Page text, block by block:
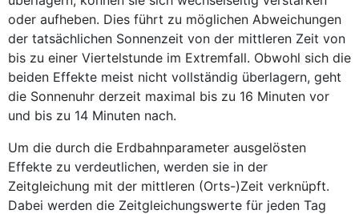
oder aufheben. Dies führt zu möglichen Abweichungen
der tatsächlichen Sonnenzeit von der mittleren Zeit von
bis zu einer Viertelstunde im Extremfall. Obwohl sich die
beiden Effekte meist nicht vollständig überlagern, geht
die Sonnenuhr derzeit maximal bis zu 16 Minuten vor
und bis zu 14 Minuten nach.
Um die durch die Erdbahnparameter ausgelösten
Effekte zu verdeutlichen, werden sie in der
Zeitgleichung mit der mittleren (Orts-)Zeit verknüpft.
Dabei werden die Zeitgleichungswerte für jeden Tag